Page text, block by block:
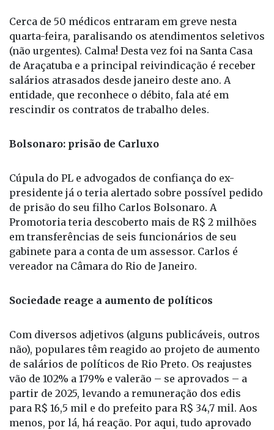
Cerca de 50 médicos entraram em greve nesta
quarta-feira, paralisando os atendimentos seletivos
(não urgentes). Calma! Desta vez foi na Santa Casa
de Araçatuba e a principal reivindicação é receber
salários atrasados desde janeiro deste ano. A
entidade, que reconhece o débito, fala até em
rescindir os contratos de trabalho deles.
Bolsonaro: prisão de Carluxo
Cúpula do PL e advogados de confiança do ex-
presidente já o teria alertado sobre possível pedido
de prisão do seu filho Carlos Bolsonaro. A
Promotoria teria descoberto mais de R$ 2 milhões
em transferências de seis funcionários de seu
gabinete para a conta de um assessor. Carlos é
vereador na Câmara do Rio de Janeiro.
Sociedade reage a aumento de políticos
Com diversos adjetivos (alguns publicáveis, outros
não), populares têm reagido ao projeto de aumento
de salários de políticos de Rio Preto. Os reajustes
vão de 102% a 179% e valerão – se aprovados – a
partir de 2025, levando a remuneração dos edis
para R$ 16,5 mil e do prefeito para R$ 34,7 mil. Aos
menos, por lá, há reação. Por aqui, tudo aprovado